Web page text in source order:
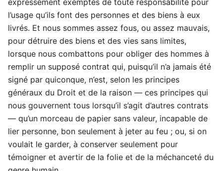
l’usage qu’ils font des personnes et des biens à eux
livrés. Et nous sommes assez fous, ou assez mauvais,
pour détruire des biens et des vies sans limites,
lorsque nous combattons pour obliger des hommes à
remplir un supposé contrat qui, puisqu’il n’a jamais été
signé par quiconque, n’est, selon les principes
généraux du Droit et de la raison — ces principes qui
nous gouvernent tous lorsqu’il s’agit d’autres contrats
— qu’un morceau de papier sans valeur, incapable de
lier personne, bon seulement à jeter au feu ; ou, si on
voulait le garder, à conserver seulement pour
témoigner et avertir de la folie et de la méchanceté du